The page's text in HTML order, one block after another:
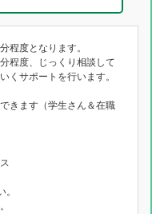
程度となります。
程度、じっくり相談して
くサポートを行います。
きます（学生さん＆在職